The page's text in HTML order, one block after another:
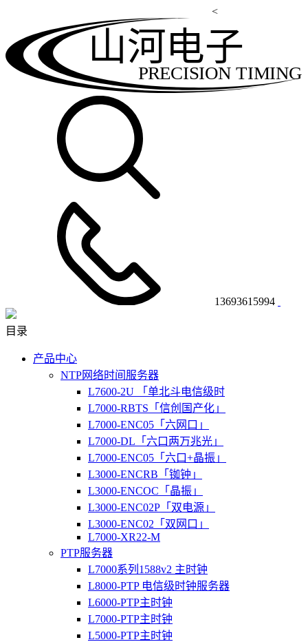
<
PRECISION TIMING
山河电子
13693615994
目录
产品中心
NTP网络时间服务器
L7600-2U 「单北斗电信级时
L7000-RBTS「信创国产化」
L7000-ENC05「六网口」
L7000-DL「六口两万兆光」
L7000-ENC05「六口+晶振」
L3000-ENCRB「铷钟」
L3000-ENCOC「晶振」
L3000-ENC02P「双电源」
L3000-ENC02「双网口」
L7000-XR22-M
PTP服务器
L7000系列1588v2 主时钟
L8000-PTP 电信级时钟服务器
L6000-PTP主时钟
L7000-PTP主时钟
L5000-PTP主时钟